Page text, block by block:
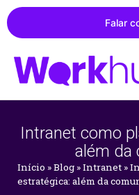
Falar
Intranet como
além da
Início »Blog »Intranet »
estratégica: além da